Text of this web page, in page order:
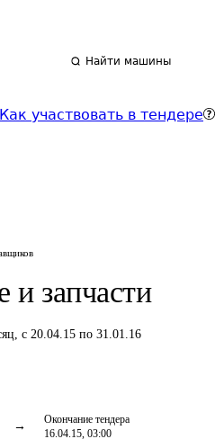
Найти машины
Как участвовать в тендере
и запчасти
,с 20.04.15 по 31.01.16
Окончание тендера
16.04.15, 03:00